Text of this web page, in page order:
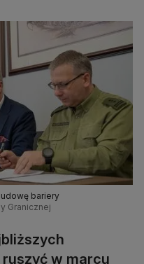
bariery
Granicznej
w marcu